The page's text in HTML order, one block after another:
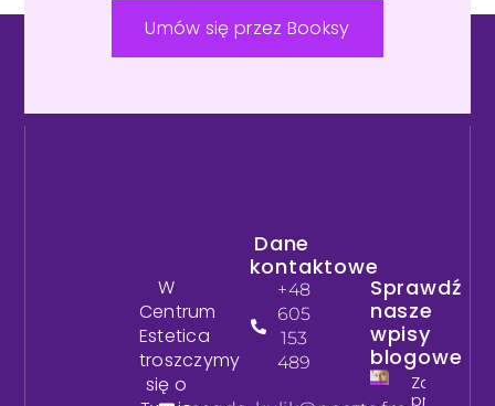
Umów się przez Booksy
W
Centrum
Estetica
troszczymy
się o
Dane
kontaktowe
+48
605
153
489
Sprawdź
nasze
wpisy
blogowe
Zabiegi